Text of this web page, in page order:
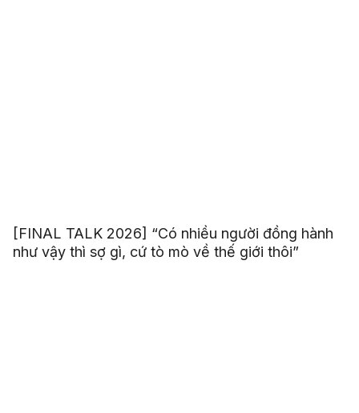
[FINAL TALK 2026] “Có nhiều người đồng hành
như vậy thì sợ gì, cứ tò mò về thế giới thôi”